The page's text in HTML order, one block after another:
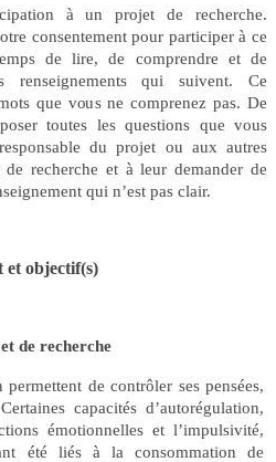
à un projet de recherche.
consentement pour participer à ce
de lire, de comprendre et de
renseignements qui suivent. Ce
ots que vousne comprenezpas. De
toutes les questions que vous
du projet ou aux autres
recherche et à leur demander de
qui n’est pas clair.
et objectif(s)
de recherche
permettent de contrôler ses pensées,
capacités d’autorégulation,
émotionnelles et l’impulsivité,
été liés à la consommation de